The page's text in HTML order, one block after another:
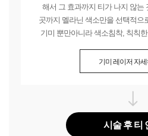
해서 그 효과까지 티가 나지 않는
곳까지 멜라닌 색소만을 선택적으
기미 뿐만아니라 색소침착, 칙칙
기미 레이저 자세
시술 후 티